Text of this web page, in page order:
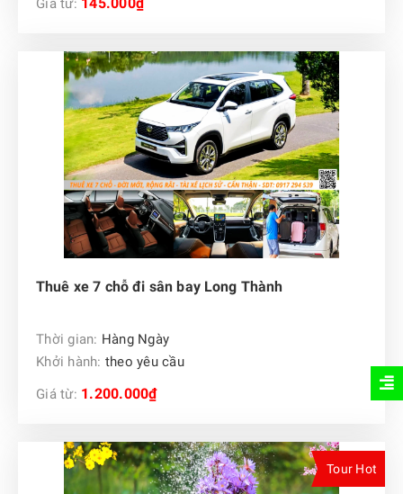
Giá từ:
Thuê xe 7 chỗ đi sân bay Long Thành
Thời gian: Hàng Ngày
Khởi hành: theo yêu cầu
Giá từ: 1.200.000₫
Tour Hot